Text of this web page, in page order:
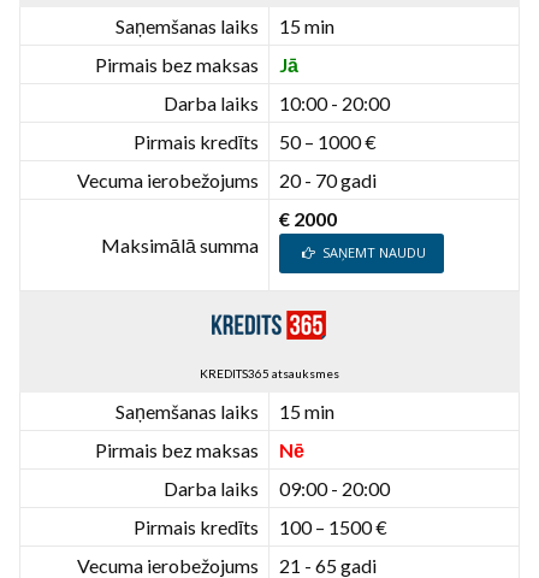
Saņemšanas laiks
15 min
Pirmais bez maksas
Jā
Darba laiks
10:00 - 20:00
Pirmais kredīts
50 – 1000 €
Vecuma ierobežojums
20 - 70 gadi
Maksimālā summa
€ 2000
SAŅEMT NAUDU
KREDITS365 atsauksmes
Saņemšanas laiks
15 min
Pirmais bez maksas
Nē
Darba laiks
09:00 - 20:00
Pirmais kredīts
100 – 1500 €
Vecuma ierobežojums
21 - 65 gadi